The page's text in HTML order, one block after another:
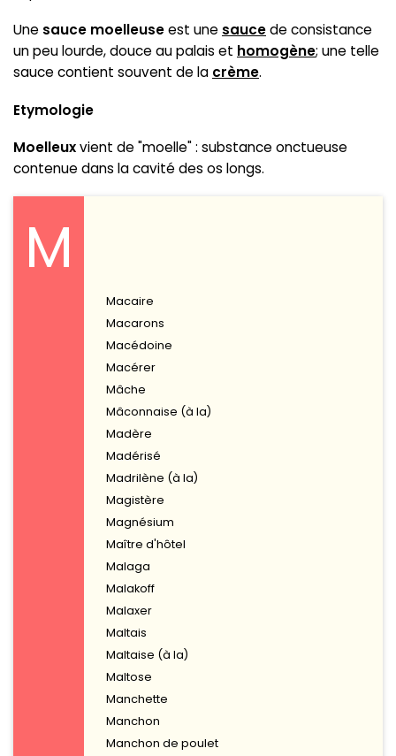
Une sauce moelleuseest une saucede consistance
un peu lourde, douce au palais et homogène; une telle
sauce contient souvent de la crème.
Etymologie
Moelleuxvient de "moelle" : substance onctueuse
contenue dans la cavité des os longs.
M
Macaire
Macarons
Macédoine
Macérer
Mâche
Mâconnaise (à la)
Madère
Madérisé
Madrilène (à la)
Magistère
Magnésium
Maître d'hôtel
Malaga
Malakoff
Malaxer
Maltais
Maltaise (à la)
Maltose
Manchette
Manchon
Manchon de poulet